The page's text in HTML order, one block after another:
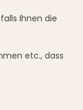
Ihnen die
etc., dass